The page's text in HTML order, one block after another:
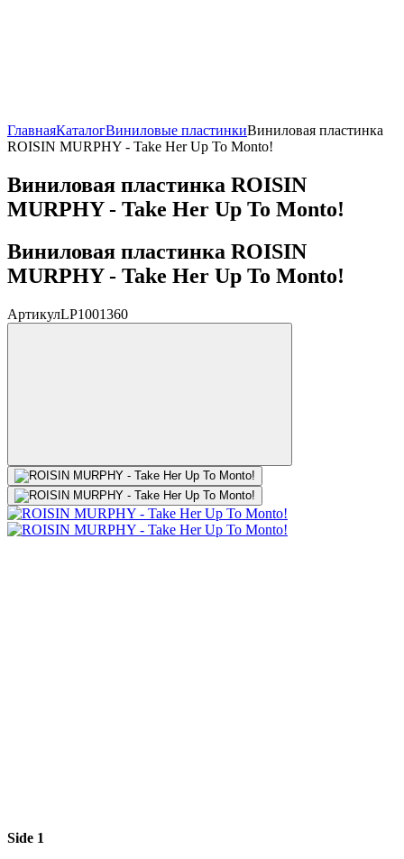
ГлавнаяКаталогВиниловые пластинкиВиниловая пластинка
ROISIN MURPHY - Take Her Up To Monto!
Виниловая пластинка ROISIN
MURPHY - Take Her Up To Monto!
Виниловая пластинка ROISIN
MURPHY - Take Her Up To Monto!
АртикулLP1001360
Side 1